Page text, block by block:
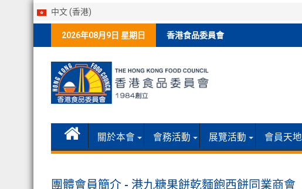
中文 (香港)
2026年08月9日 星期日 香港食品委員會
關於本會 會務活動 展覽活動 會員天地
團體會員簡介 - 港九糖果餅乾麵飽西餅同業商會